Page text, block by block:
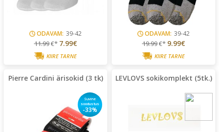
ODAVAM: 39-42
11.99€* 7.99€
KIIRE TARNE
ODAVAM: 39-42
19.99€* 9.99€
KIIRE TARNE
Pierre Cardini ärisokid (3 tk)
Suvine
soodustus
-33%
LEVLOVS sokikomplekt (5tk.)